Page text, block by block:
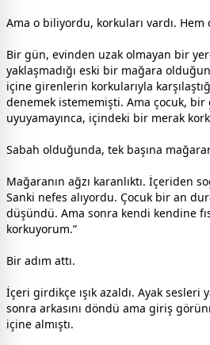
Ama o biliyordu, korkuları vardı. Hem
Bir gün, evinden uzak olmayan bir
yaklaşmadığı eski bir mağara
içine girenlerin korkularıyla
denemek istememişti. Ama çocuk, bir
uyuyamayınca, içindeki bir merak
Sabah olduğunda, tek başına
Mağaranın ağzı karanlıktı. İçeriden
Sanki nefes alıyordu. Çocuk bir an
düşündü. Ama sonra kendi kendine
korkuyorum.”
Bir adım attı.
İçeri girdikçe ışık azaldı. Ayak sesleri
sonra arkasını döndü ama giriş
içine almıştı.